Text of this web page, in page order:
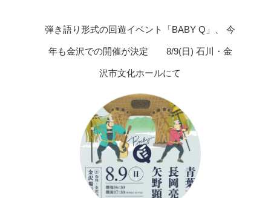
弾き語り形式の回遊イベント「BABY Q」、 今
年も金沢での開催が決定 8/9(日) 石川・金
沢市文化ホールにて